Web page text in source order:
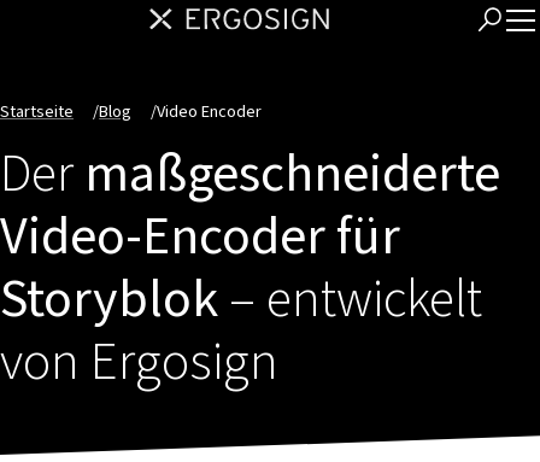
Startseite /Blog /Video Encoder
Dermaßgeschneiderte
Video-Encoder für
Storyblok– entwickelt
von Ergosign